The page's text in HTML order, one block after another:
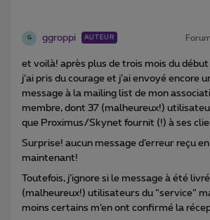
G ggroppi AUTEUR
et voilà! après plus de trois mois du
j’ai pris du courage et j’ai envoyé encore
message à la mailing list de mon
membre, dont 37 (malheureux!)
que Proximus/Skynet fournit (!) à ses
Surprise! aucun message d’erreur reçu
maintenant!
Toutefois, j’ignore si le message à été
(malheureux!) utilisateurs du “service”
moins certains m’en ont confirmé la